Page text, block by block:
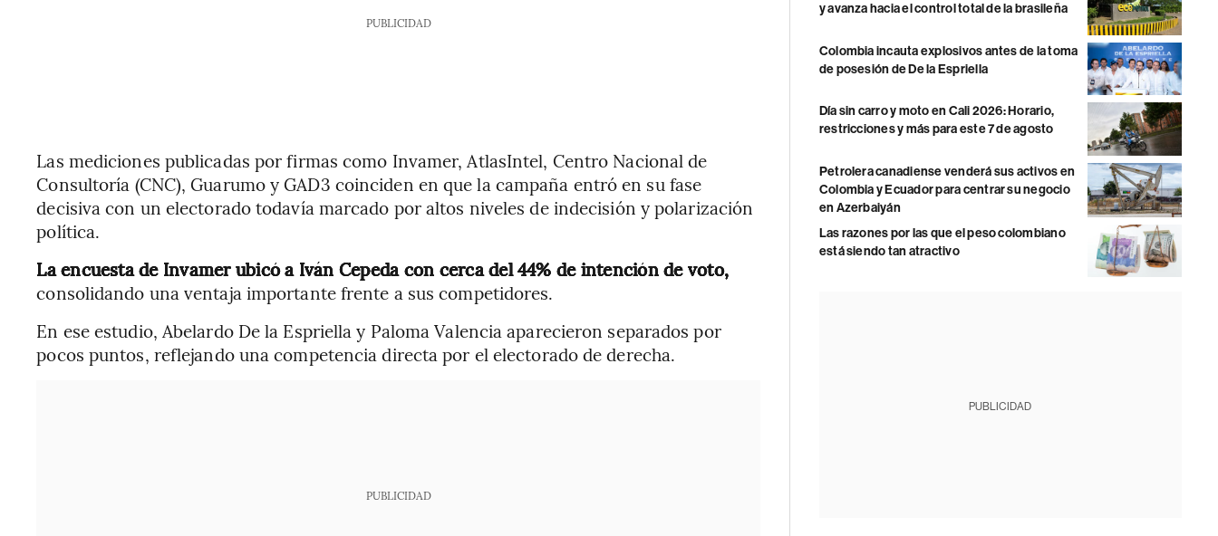
PUBLICIDAD
Las mediciones publicadas por firmas como Invamer, AtlasIntel, Centro Nacional de
Consultoría (CNC), Guarumo y GAD3 coinciden en que la campaña entró en su fase
decisiva con un electorado todavía marcado por altos niveles de indecisión y polarización
política.
La encuesta de Invamer ubicó a Iván Cepeda con cerca del 44% de intención de voto,
consolidando una ventaja importante frente a sus competidores.
En ese estudio, Abelardo De la Espriella y Paloma Valencia aparecieron separados por
pocos puntos, reflejando una competencia directa por el electorado de derecha.
PUBLICIDAD
y avanza hacia el control total de la brasileña
Colombia incauta explosivos antes de la toma
de posesión de De la Espriella
Día sin carro y moto en Cali 2026: Horario,
restricciones y más para este 7 de agosto
Petrolera canadiense venderá sus activos en
Colombia y Ecuador para centrar su negocio
en Azerbaiyán
Las razones por las que el peso colombiano
está siendo tan atractivo
PUBLICIDAD